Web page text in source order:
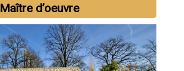
Maître d’oeuvre